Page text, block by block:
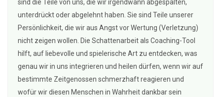
sind die Teile von uns, die wir irgendwann abgespalten,
unterdrückt oder abgelehnt haben. Sie sind Teile unserer
Persönlichkeit, die wir aus Angst vor Wertung (Verletzung)
nicht zeigen wollen. Die Schattenarbeit als Coaching-Tool
hilft, auf liebevolle und spielerische Art zu entdecken, was
genau wir in uns integrieren und heilen dürfen, wenn wir auf
bestimmte Zeitgenossen schmerzhaft reagieren und
wofür wir diesen Menschen in Wahrheit dankbar sein